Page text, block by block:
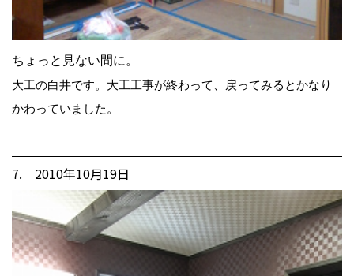
ちょっと見ない間に。
大工の白井です。大工工事が終わって、戻ってみるとかなり
かわっていました。
7. 2010年10月19日